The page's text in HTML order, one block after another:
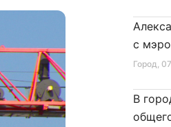
Город,
с
В